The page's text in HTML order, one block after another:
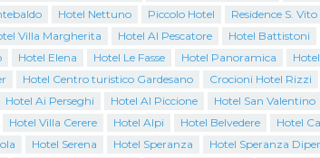
Hotel Nettuno Piccolo Hotel Residence S. Vito
Villa Margherita Hotel Al Pescatore Hotel Battistoni
Hotel Elena Hotel Le Fasse Hotel Panoramica
Hotel Centro turistico Gardesano Crocioni Hotel Rizzi
Hotel Ai Perseghi Hotel Al Piccione Hotel San Valentino
Hotel Villa Cerere Hotel Alpi Hotel Belvedere
Hotel
Hotel Serena Hotel Speranza
Hotel Speranza